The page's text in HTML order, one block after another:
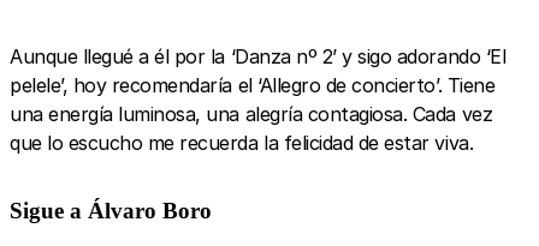
Aunque llegué a él por la ‘Danza nº 2’ y sigo adorando ‘El
pelele’, hoy recomendaría el ‘Allegro de concierto’. Tiene
una energía luminosa, una alegría contagiosa. Cada vez
que lo escucho me recuerda la felicidad de estar viva.
Sigue a Álvaro Boro